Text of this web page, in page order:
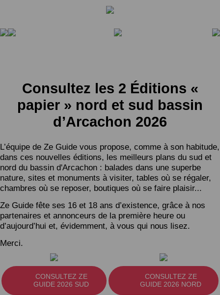
Consultez les 2 Éditions «
papier » nord et sud bassin
d’Arcachon 2026
L’équipe de Ze Guide vous propose, comme à son habitude,
dans ces nouvelles éditions, les meilleurs plans du sud et
nord du bassin d'Arcachon : balades dans une superbe
nature, sites et monuments à visiter, tables où se régaler,
chambres où se reposer, boutiques où se faire plaisir...
Ze Guide fête ses 16 et 18 ans d’existence, grâce à nos
partenaires et annonceurs de la première heure ou
d’aujourd’hui et, évidemment, à vous qui nous lisez.
Merci.
CONSULTEZ ZE
GUIDE 2026 SUD
CONSULTEZ ZE
GUIDE 2026 NORD